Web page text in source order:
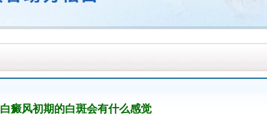
白癜风初期的白斑会有什么感觉